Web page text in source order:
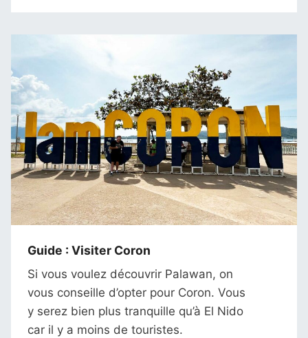
Guide : Visiter Coron
Si vous voulez découvrir Palawan, on
vous conseille d’opter pour Coron. Vous
y serez bien plus tranquille qu’à El Nido
car il y a moins de touristes.